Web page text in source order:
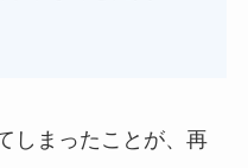
しまったことが、再